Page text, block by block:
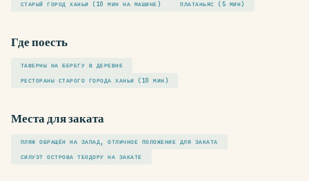
СТАРЫЙ ГОРОД ХАНЬИ (10 МИН НА МАШИНЕ) ПЛАТАНЬЯС (5 МИН)
Где поесть
ТАВЕРНЫ НА БЕРЕГУ В ДЕРЕВНЕ
РЕСТОРАНЫ СТАРОГО ГОРОДА ХАНЬИ (10 МИН)
Места для заката
ПЛЯЖ ОБРАЩЁН НА ЗАПАД, ОТЛИЧНОЕ ПОЛОЖЕНИЕ ДЛЯ ЗАКАТА
СИЛУЭТ ОСТРОВА ТЕОДОРУ НА ЗАКАТЕ